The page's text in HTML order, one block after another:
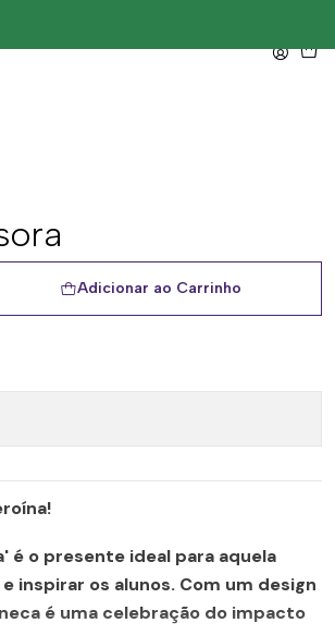
Adicionar ao Carrinho
é o presente ideal para aquela
inspirar os alunos. Com um design
é uma celebração do impacto